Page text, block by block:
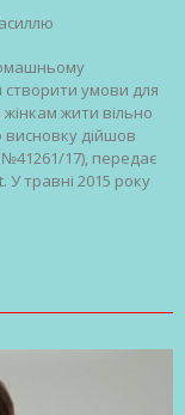
створити умови для
жінкам жити вільно
висновку дійшов
№41261/17), передає
У травні 2015 року